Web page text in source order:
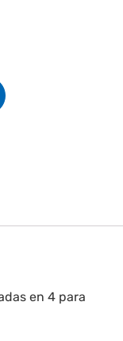
en 4 para